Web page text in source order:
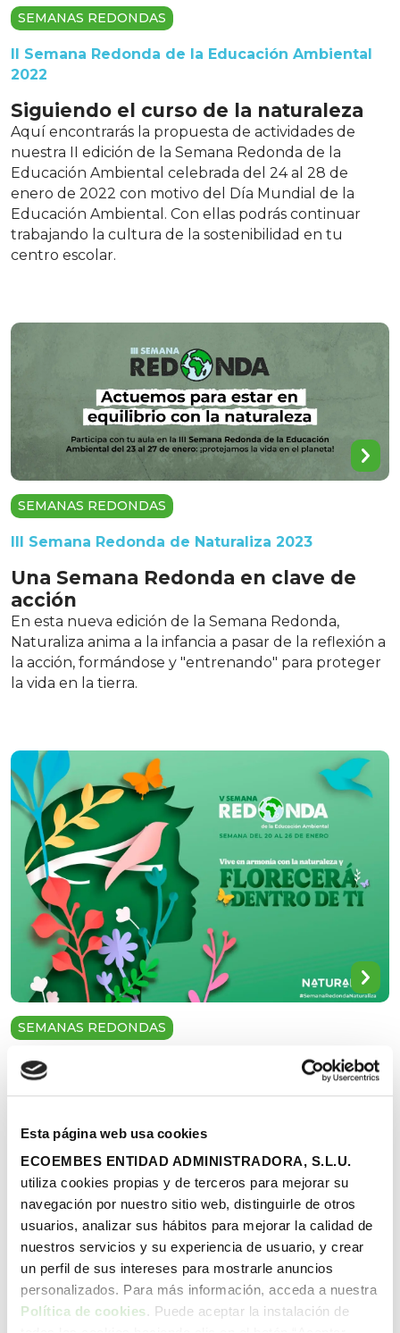
Esta página web usa cookies
ECOEMBES ENTIDAD ADMINISTRADORA, S.L.U.
utiliza cookies propias y de terceros para mejorar su
navegación por nuestro sitio web, distinguirle de otros
usuarios, analizar sus hábitos para mejorar la calidad de
nuestros servicios y su experiencia de usuario, y crear
un perfil de sus intereses para mostrarle anuncios
personalizados. Para más información, acceda a nuestra
Política de cookies. Puede aceptar la instalación de
SEMANAS REDONDAS
II Semana Redonda de la Educación Ambiental
2022
Siguiendo el curso de la naturaleza
Aquí encontrarás la propuesta de actividades de
nuestra II edición de la Semana Redonda de la
Educación Ambiental celebrada del 24 al 28 de
enero de 2022 con motivo del Día Mundial de la
Educación Ambiental. Con ellas podrás continuar
trabajando la cultura de la sostenibilidad en tu
centro escolar.
SEMANAS REDONDAS
III Semana Redonda de Naturaliza 2023
Una Semana Redonda en clave de
acción
En esta nueva edición de la Semana Redonda,
Naturaliza anima a la infancia a pasar de la reflexión a
la acción, formándose y "entrenando" para proteger
la vida en la tierra.
SEMANAS REDONDAS
V Semana Redonda de Naturaliza 2025
Busca la armonía en la naturaleza
¿Cómo influimos los seres humanos en la salud de los
ecosistemas y del planeta? ¿Puede la naturaleza
mejorar nuestra salud?